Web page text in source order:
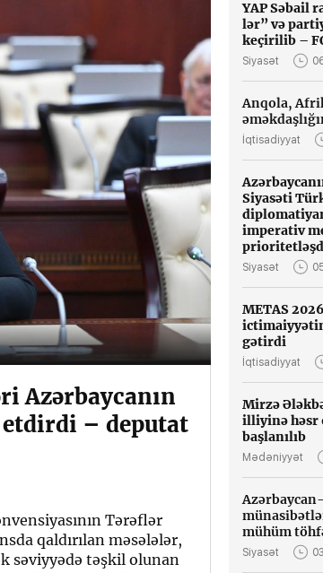
Azərbaycanın
– deputat
Tərəflər
qaldırılan məsələlər,
səviyyədə təşkil olunan
YAP Səbail
lər” və
keçirilib –
Siyasət
Anqola,
İqtisadiyyat
Siyasəti
imperativ
Siyasət
METAS
gətirdi
İqtisadiyyat
Mirzə
illiyinə həsr
başlanılıb
Mədəniyyət
Azərbaycan-
mühüm
Siyasət